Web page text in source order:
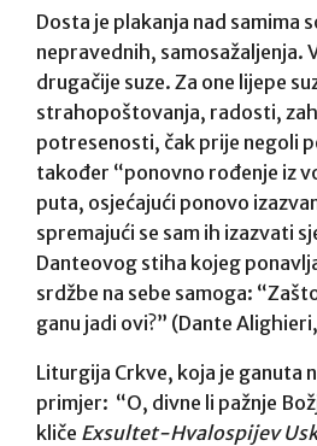
Dosta je plakanja nad samima
nepravednih, samosažaljenja.
drugačije suze. Za one lijepe
strahopoštovanja, radosti,
potresenosti, čak prije negoli
također “ponovno rođenje iz
puta, osjećajući ponovo
spremajući se sam ih izazvati
Danteovog stiha kojeg
srdžbe na sebe samoga:
ganu jadi ovi?” (Dante Alighieri,
Liturgija Crkve, koja je ganuta
primjer: “O, divne li pažnje
kliče Exsultet-Hvalospijev